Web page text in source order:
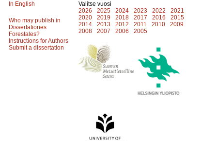
In English
Who may publish in
Dissertationes
Forestales?
Instructions for Authors
Submit a dissertation
Valitse vuosi
2026
2025 2024 2023 2022
2021
2020
2019 2018 2017 2016
2015
2014
2013 2012 2011 2010
2009
2008
2007 2006 2005